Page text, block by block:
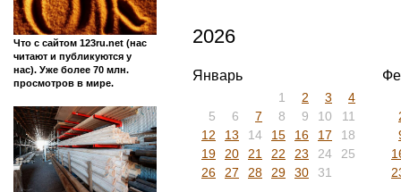
Что с сайтом 123ru.net (нас
читают и публикуются у
нас). Уже более 70 млн.
просмотров в мире.
2026
Январь
1 2 3
4
5
6 7 8 9 10
11
12
13 14 15 16 17
18
19
20 21 22 23 24
25
26
27 28 29 30 31